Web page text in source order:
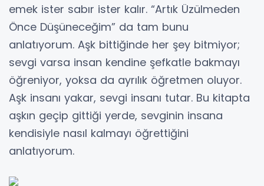
emek ister sabır ister kalır. “Artık Üzülmeden
Önce Düşüneceğim” da tam bunu
anlatıyorum. Aşk bittiğinde her şey bitmiyor;
sevgi varsa insan kendine şefkatle bakmayı
öğreniyor, yoksa da ayrılık öğretmen oluyor.
Aşk insanı yakar, sevgi insanı tutar. Bu kitapta
aşkın geçip gittiği yerde, sevginin insana
kendisiyle nasıl kalmayı öğrettiğini
anlatıyorum.